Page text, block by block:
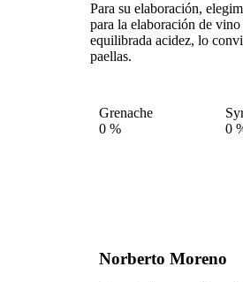
Para su elaboración,
para la elaboración de
equilibrada acidez, lo
paellas.
Grenache
0 %
0
Norberto Moreno